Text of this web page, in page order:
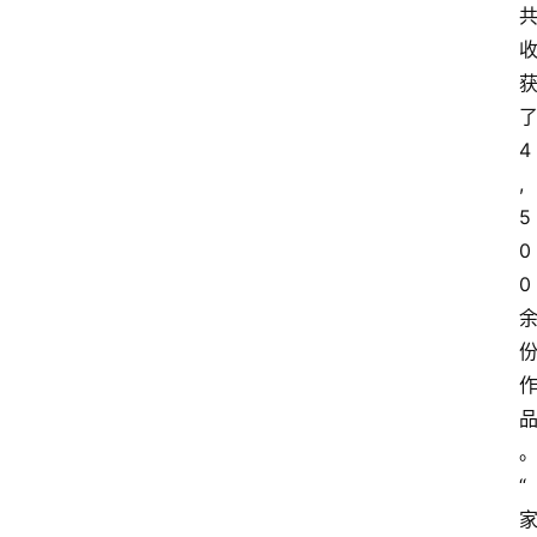
共
收
获
了
4
,
5
0
0
余
份
作
品
。
“
家